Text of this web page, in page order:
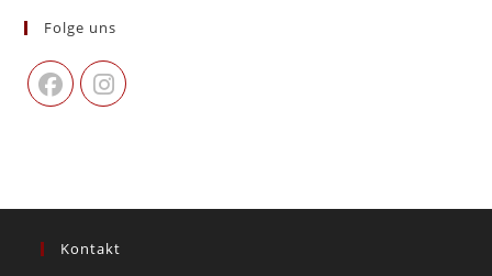
Folge uns
Kontakt